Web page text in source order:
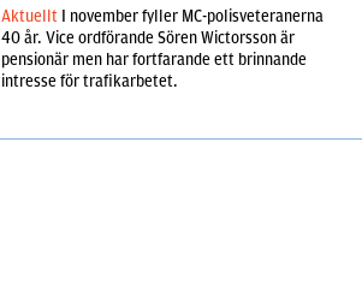
Aktuellt
I november fyller MC-polisveteranerna
40 år. Vice ordförande Sören Wictorsson är
pensionär men har fortfarande ett brinnande
intresse för trafikarbetet.